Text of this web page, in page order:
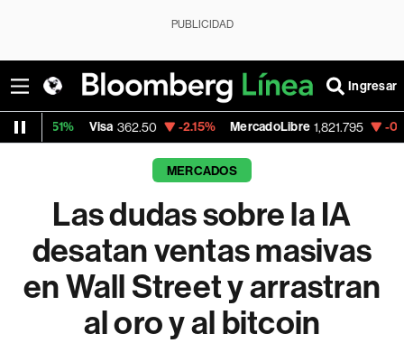
PUBLICIDAD
Ingresar
362.50 -2.15% MercadoLibre 1,821.795 -0.14% Banco de
MERCADOS
Las dudas sobre la IA
desatan ventas masivas
en Wall Street y arrastran
al oro y al bitcoin